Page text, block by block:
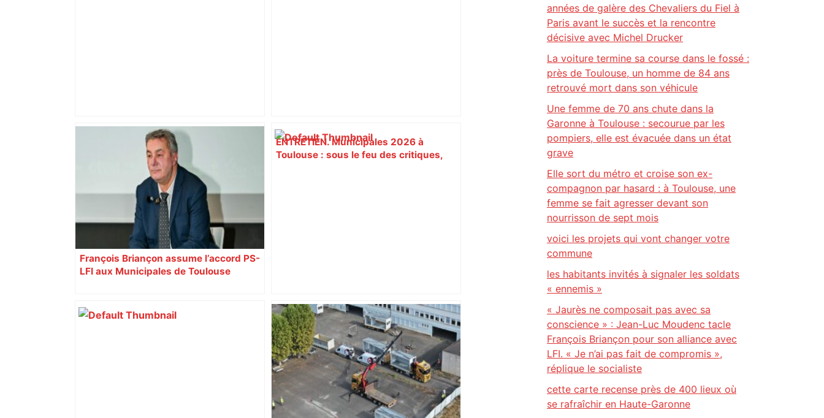
Près de Toulouse : dans cette zone
économique, un axe majeur va être
fermé en fin de soirée, voici les
déviations – Actu.fr
ENTRETIEN. Municipales 2026 à
Toulouse : sous le feu des critiques,
François Briançon assume l’accord PS-
LFI aux Municipales de Toulouse
Bilan du marché du logement neuf :
une lueur d'espoir pour l'immobilier à
Toulouse ? – Actu.fr
années de galère des Chevaliers du Fiel à
Paris avant le succès et la rencontre
décisive avec Michel Drucker
La voiture termine sa course dans le fossé :
près de Toulouse, un homme de 84 ans
retrouvé mort dans son véhicule
Une femme de 70 ans chute dans la
Garonne à Toulouse : secourue par les
pompiers, elle est évacuée dans un état
grave
Elle sort du métro et croise son ex-
compagnon par hasard : à Toulouse, une
femme se fait agresser devant son
nourrisson de sept mois
voici les projets qui vont changer votre
commune
les habitants invités à signaler les soldats
« ennemis »
« Jaurès ne composait pas avec sa
conscience » : Jean-Luc Moudenc tacle
François Briançon pour son alliance avec
LFI. « Je n’ai pas fait de compromis »,
réplique le socialiste
cette carte recense près de 400 lieux où
se rafraîchir en Haute-Garonne